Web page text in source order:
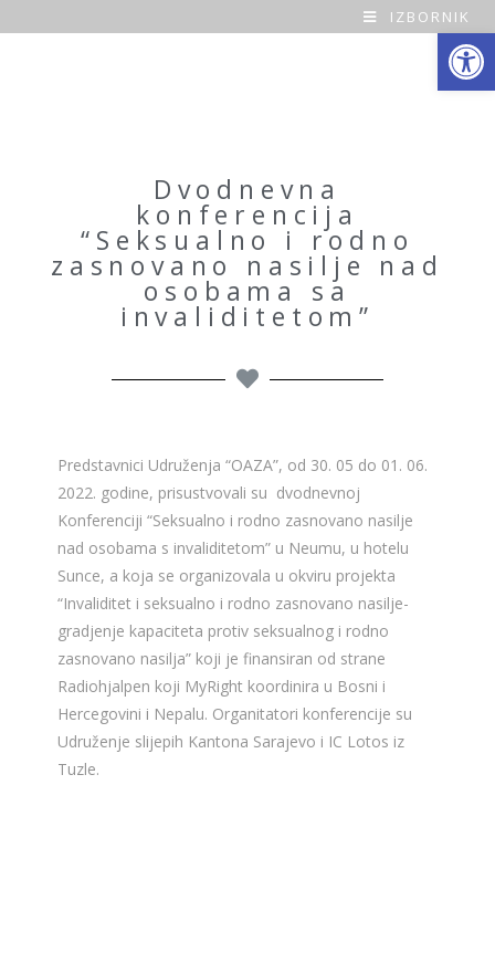
Open toolbar
O
IZBORNIK
Dvodnevna
konferencija
“Seksualno i rodno
zasnovano nasilje nad
osobama sa
invaliditetom”
Predstavnici Udruženja “OAZA”, od 30. 05 do 01. 06.
2022. godine, prisustvovali su dvodnevnoj
Konferenciji “Seksualno i rodno zasnovano nasilje
nad osobama s invaliditetom” u Neumu, u hotelu
Sunce, a koja se organizovala u okviru projekta
“Invaliditet i seksualno i rodno zasnovano nasilje-
gradjenje kapaciteta protiv seksualnog i rodno
zasnovano nasilja” koji je finansiran od strane
Radiohjalpen koji MyRight koordinira u Bosni i
Hercegovini i Nepalu. Organitatori konferencije su
Udruženje slijepih Kantona Sarajevo i IC Lotos iz
Tuzle.